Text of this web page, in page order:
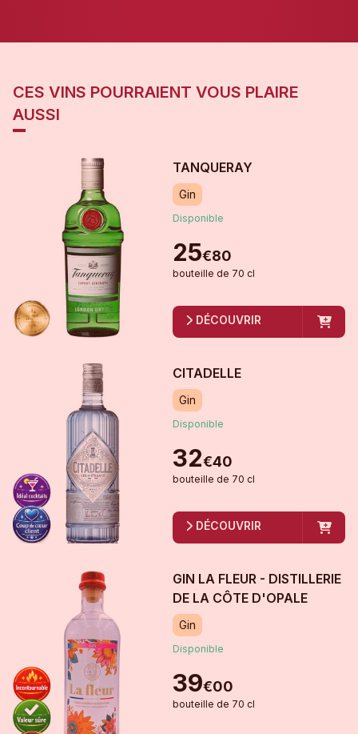
CES VINS POURRAIENT VOUS PLAIRE
AUSSI
TANQUERAY
Gin
Disponible
25€80
bouteille de 70 cl
DÉCOUVRIR
CITADELLE
Gin
Disponible
32€40
bouteille de 70 cl
DÉCOUVRIR
GIN LA FLEUR - DISTILLERIE
DE LA CÔTE D'OPALE
Gin
Disponible
39€00
bouteille de 70 cl